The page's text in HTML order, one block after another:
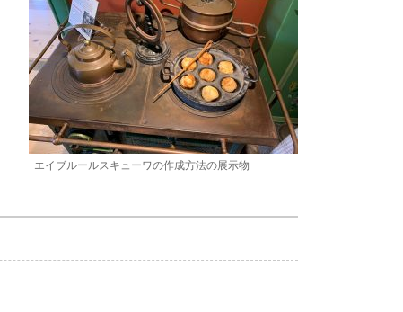
エイブルールスキューワの作成方法の展示物